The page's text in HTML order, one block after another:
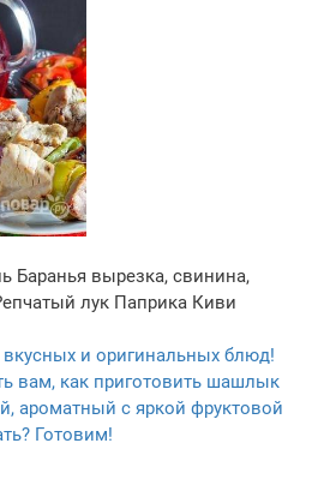
Баранья вырезка, свинина,
лук Паприка Киви
и оригинальных блюд!
вам, как приготовить шашлык
ароматный с яркой фруктовой
Готовим!